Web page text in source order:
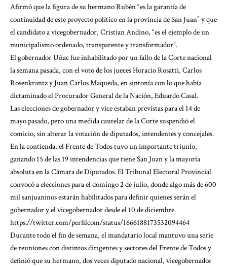
Afirmó que la figura de su hermano Rubén “es la garantía de
continuidad de este proyecto político en la provincia de San Juan” y que
el candidato a vicegobernador, Cristian Andino, “es el ejemplo de un
municipalismo ordenado, transparente y transformador”.
El gobernador Uñac fue inhabilitado por un fallo de la Corte nacional
la semana pasada, con el voto de los jueces Horacio Rosatti, Carlos
Rosenkrantz y Juan Carlos Maqueda, en sintonía con lo que había
dictaminado el Procurador General de la Nación, Eduardo Casal.
Las elecciones de gobernador y vice estaban previstas para el 14 de
mayo pasado, pero una medida cautelar de la Corte suspendió el
comicio, sin alterar la votación de diputados, intendentes y concejales.
En la contienda, el Frente de Todos tuvo un importante triunfo,
ganando 15 de las 19 intendencias que tiene San Juan y la mayoría
absoluta en la Cámara de Diputados. El Tribunal Electoral Provincial
convocó a elecciones para el domingo 2 de julio, donde algo más de 600
mil sanjuaninos estarán habilitados para definir quienes serán el
gobernador y el vicegobernador desde el 10 de diciembre.
https://twitter.com/perfilcom/status/1666188173532094464
Durante todo el fin de semana, el mandatario local mantuvo una serie
de reuniones con distintos dirigentes y sectores del Frente de Todos y
definió que su hermano, dos veces diputado nacional, vicegobernador